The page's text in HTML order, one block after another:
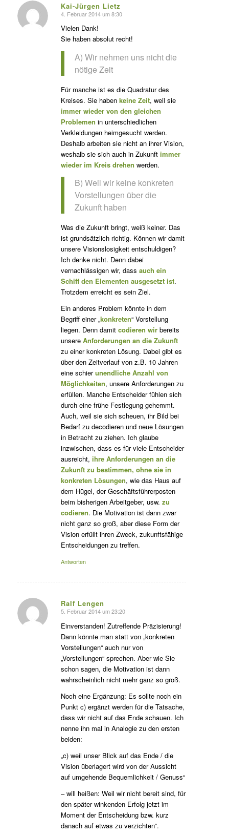
Kai-Jürgen Lietz
s
agte:
4. Februar 2014 um 8:30
Vielen Dank!
Sie haben absolut recht!
A) Wir nehmen uns nicht die
nötige Zeit
Für manche ist es die Quadratur des
Kreises. Sie haben keine Zeit, weil sie
immer wieder von den gleichen
Problemen in unterschiedlichen
Verkleidungen heimgesucht werden.
Deshalb arbeiten sie nicht an ihrer Vision,
weshalb sie sich auch in Zukunft immer
wieder im Kreis drehen werden.
B) Weil wir keine konkreten
Vorstellungen über die
Zukunft haben
Was die Zukunft bringt, weiß keiner. Das
ist grundsätzlich richtig. Können wir damit
unsere Visionslosigkeit entschuldigen?
Ich denke nicht. Denn dabei
vernachlässigen wir, dass auch ein
Schiff den Elementen ausgesetzt ist.
Trotzdem erreicht es sein Ziel.
Ein anderes Problem könnte in dem
Begriff einer „konkreten“ Vorstellung
liegen. Denn damit codieren wirbereits
unsere Anforderungen an die Zukunft
zu einer konkreten Lösung. Dabei gibt es
über den Zeitverlauf von z.B. 10 Jahren
eine schierunendliche Anzahl von
Möglichkeiten, unsere Anforderungen zu
erfüllen. Manche Entscheider fühlen sich
durch eine frühe Festlegung gehemmt.
Auch, weil sie sich scheuen, ihr Bild bei
Bedarf zu decodieren und neue Lösungen
in Betracht zu ziehen. Ich glaube
inzwischen, dass es für viele Entscheider
ausreicht, ihre Anforderungen an die
Zukunft zu bestimmen, ohne sie in
konkreten Lösungen, wie das Haus auf
dem Hügel, der Geschäftsführerposten
beim bisherigen Arbeitgeber, usw. zu
codieren. Die Motivation ist dann zwar
nicht ganz so groß, aber diese Form der
Vision erfüllt ihren Zweck, zukunftsfähige
Entscheidungen zu treffen.
Antworten
Ralf Lengen
s
agte:
5. Februar 2014 um 23:20
Einverstanden! Zutreffende Präzisierung!
Dann könnte man statt von „konkreten
Vorstellungen“ auch nur von
„Vorstellungen“ sprechen. Aber wie Sie
schon sagen, die Motivation ist dann
wahrscheinlich nicht mehr ganz so groß.
Noch eine Ergänzung: Es sollte noch ein
Punkt c) ergänzt werden für die Tatsache,
dass wir nicht auf das Ende schauen. Ich
nenne ihn mal in Analogie zu den ersten
beiden:
„c) weil unser Blick auf das Ende / die
Vision überlagert wird von der Aussicht
auf umgehende Bequemlichkeit / Genuss“
– will heißen: Weil wir nicht bereit sind, für
den später winkenden Erfolg jetzt im
Moment der Entscheidung bzw. kurz
danach auf etwas zu verzichten“.